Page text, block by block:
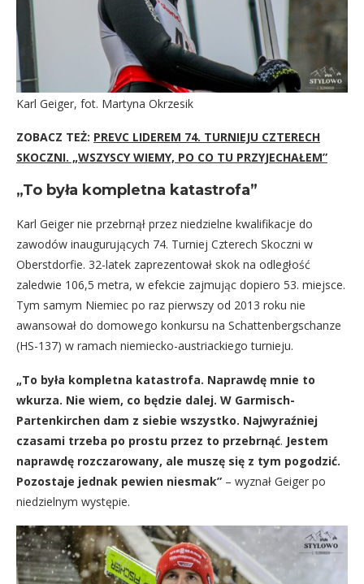
Karl Geiger, fot. Martyna Okrzesik
ZOBACZ TEŻ: PREVC LIDEREM 74. TURNIEJU CZTERECH
SKOCZNI. „WSZYSCY WIEMY, PO CO TU PRZYJECHAŁEM”
„To była kompletna katastrofa”
Karl Geiger nie przebrnął przez niedzielne kwalifikacje do
zawodów inaugurujących 74. Turniej Czterech Skoczni w
Oberstdorfie. 32-latek zaprezentował skok na odległość
zaledwie 106,5 metra, w efekcie zajmując dopiero 53. miejsce.
Tym samym Niemiec po raz pierwszy od 2013 roku nie
awansował do domowego konkursu na Schattenbergschanze
(HS-137) w ramach niemiecko-austriackiego turnieju.
„To była kompletna katastrofa. Naprawdę mnie to
wkurza. Nie wiem, co będzie dalej. W Garmisch-
Partenkirchen dam z siebie wszystko. Najwyraźniej
czasami trzeba po prostu przez to przebrnąć. Jestem
naprawdę rozczarowany, ale muszę się z tym pogodzić.
Pozostaje jednak pewien niesmak” – wyznał Geiger po
niedzielnym występie.